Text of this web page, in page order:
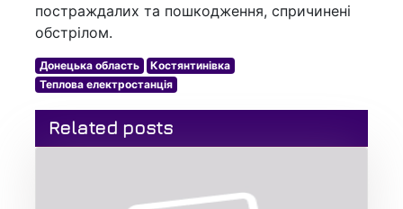
постраждалих та пошкодження, спричинені
обстрілом.
Донецька область
Костянтинівка
Теплова електростанція
Related posts